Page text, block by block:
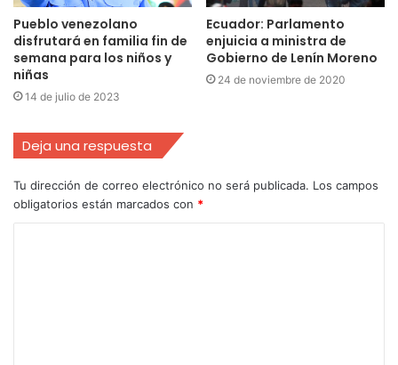
Pueblo venezolano
disfrutará en familia fin de
semana para los niños y
niñas
14 de julio de 2023
Ecuador: Parlamento
enjuicia a ministra de
Gobierno de Lenín Moreno
24 de noviembre de 2020
Deja una respuesta
Tu dirección de correo electrónico no será publicada. Los campos
obligatorios están marcados con *